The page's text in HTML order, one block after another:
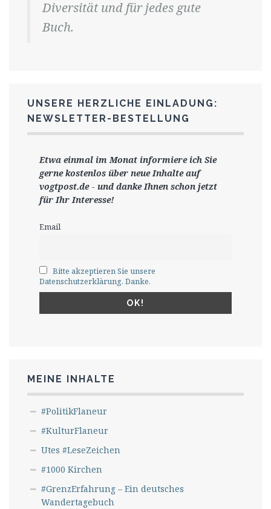
Diversität und für jedes gute
Buch.
UNSERE HERZLICHE EINLADUNG:
NEWSLETTER-BESTELLUNG
Etwa einmal im Monat informiere ich Sie
gernekostenlos über neue Inhalte auf
vogtpost.de- und danke Ihnen schon jetzt
für Ihr Interesse!
Email
Bitte akzeptieren Sie unsere
Datenschutzerklärung. Danke.
MEINE INHALTE
#PolitikFlaneur
#KulturFlaneur
Utes #LeseZeichen
#1000 Kirchen
#GrenzErfahrung – Ein deutsches
Wandertagebuch